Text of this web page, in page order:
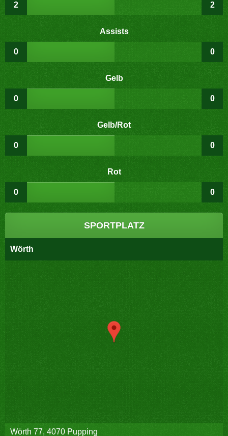
2 2
Assists
0 0
Gelb
0 0
Gelb/Rot
0 0
Rot
0 0
SPORTPLATZ
Wörth
Wörth 77, 4070 Pupping